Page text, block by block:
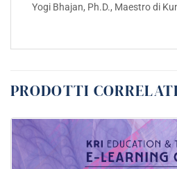
Yogi Bhajan, Ph.D., Maestro di
PRODOTTI CORRELATI